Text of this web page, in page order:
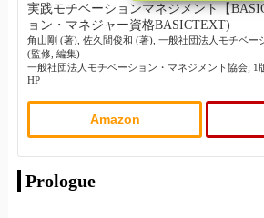
実践モチベーションマネジメント【
ョン・マネジャー資格BASICTEXT)
角山剛 (著), 佐久間俊和 (著), 一般社団法人モチベー
(監修, 編集)
一般社団法人モチベーション・マネジメント協会; 1
HP
Amazon
Prologue